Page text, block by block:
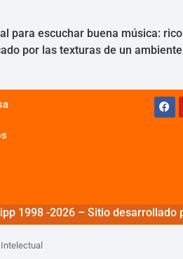
para escuchar buena música:
por las texturas de un
1998 -2026 – Sitio desarrollado